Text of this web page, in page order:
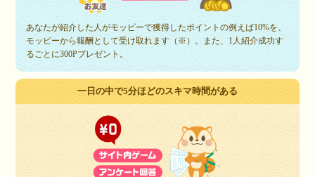
あなたが紹介した人がモッピーで獲得したポイントの例えば10%を、
モッピーから報酬として受け取れます（※）。また、1人紹介成功す
るごとに300Pプレゼント。
一日の中で5分ほどのスキマ時間がある